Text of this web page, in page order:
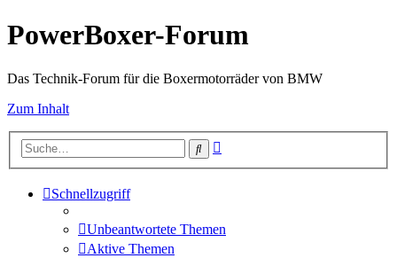
PowerBoxer-Forum
Das Technik-Forum für die Boxermotorräder von BMW
Zum Inhalt
Suche
Schnellzugriff
Unbeantwortete Themen
Aktive Themen